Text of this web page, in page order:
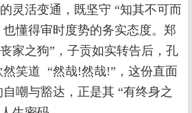
灵活变通，既坚守 “知其不可而
懂得审时度势的务实态度。郑
家之狗”，子贡如实转告后，孔
笑道 “然哉!然哉!”，这份直面
嘲与豁达，正是其 “有终身之